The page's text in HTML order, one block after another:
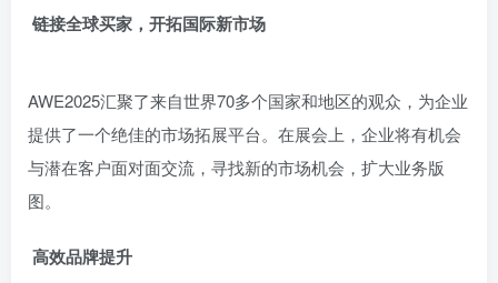
链接全球买家，开拓国际新市场
AWE2025汇聚了来自世界70多个国家和地区的观众，为企业
提供了一个绝佳的市场拓展平台。在展会上，企业将有机会
与潜在客户面对面交流，寻找新的市场机会，扩大业务版
图。
高效品牌提升